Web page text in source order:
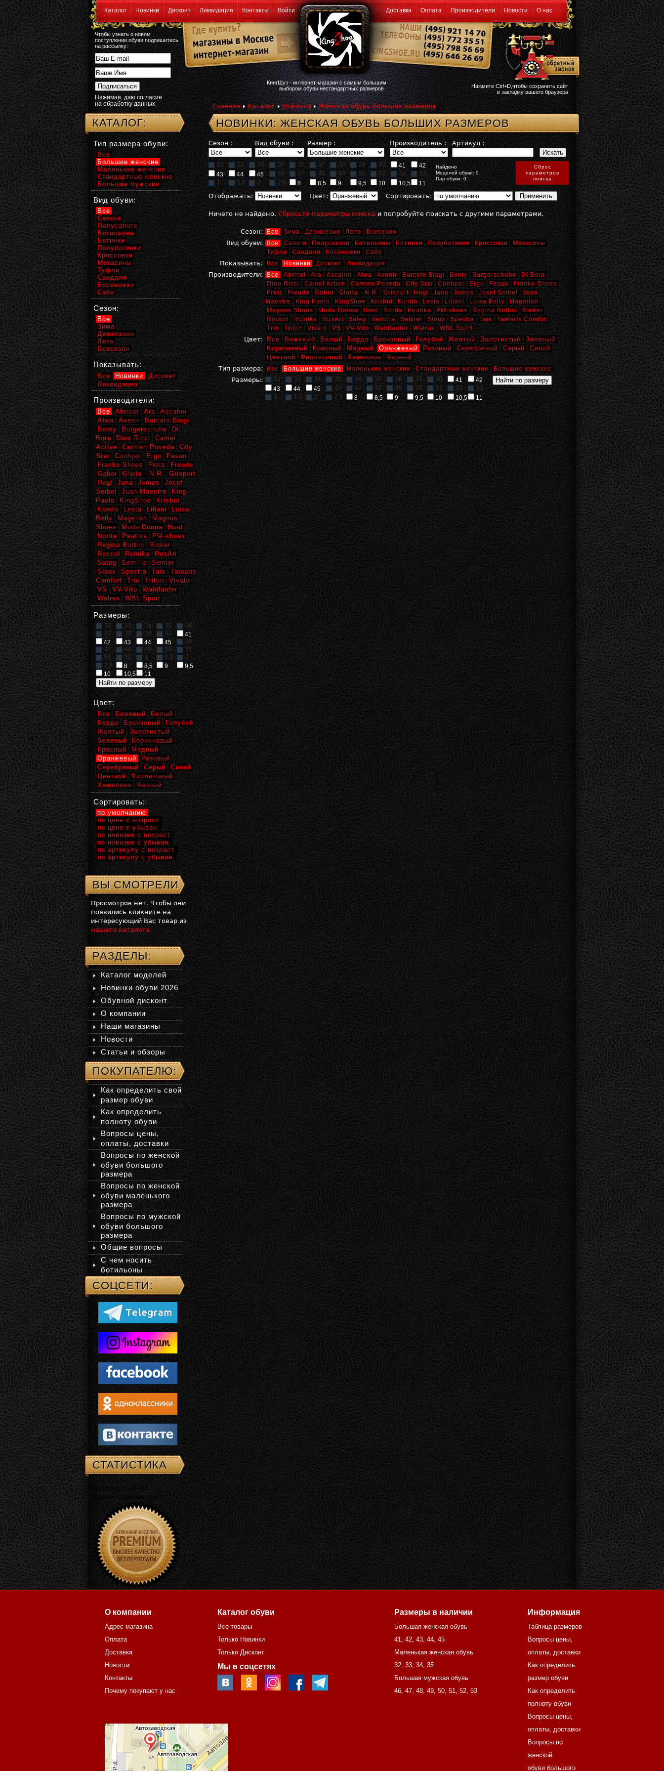
Каталог Новинки Дисконт Ликвидация Контакты Войти Доставка Оплата Производители Новости О нас
Чтобы узнать о новом
поступлении обуви подпишитесь
на рассылку:
Нажимая, даю согласие
на обработку данных
КингШуз - интернет-магазин с самым большим
выбором обуви нестандартных размеров
Нажмите Ctrl+D,чтобы сохранить сайт
в закладку вашего браузера
Главная Каталог Новинки Женская обувь больших размеров
НОВИНКИ: ЖЕНСКАЯ ОБУВЬ БОЛЬШИХ РАЗМЕРОВ
Сезон : Вид обуви : Размер : Производитель : Артикул :
32 33 34 35 36 37 38 39 40 41
42
43
44 45 46 47 48 49 50 51 52
53
1
1,5 2 2,5 8 8,5 9 9,5 10 10,5 11
Найдено
Моделей обуви: 0
Пар обуви: 0
Сброс
параметров
поиска
Отображать: Цвет: Сортировать:
Ничего не найдено. Сбросьте параметры поиска и попробуйте поискать с другими параметрами.
Сезон: Все Зима Демисезон Лето Всесезон
Вид обуви: Все Сапоги Полусапоги Ботильоны Ботинки Полуботинки Кроссовки
Мокасины
Туфли
Сандали Босоножки Сабо
Показывать: Все Новинки Дисконт Ликвидация
Производители: Все Abricot Ara Ascalini Atwa Avenir Barcelo Biagi Bonty Burgerschuhe
Di Bora
Dino Ricci
Camel Active Carmen Poveda City Star Conhpol Ergo Fasan
Franko Shoes
Fretz
Freude Gabor Gloria - N.R. Grisport Hogl Jana Jomos Josef Seibel
Juan
Maestre
King Paolo KingShoe Krisbut Kumfo Lesta Liliani Luisa Belly
Magellan
Magnus Shoes
Moda Donna Nord Norita Peatika PM-shoes Regina Bottini
Rieker
Roccol
Romika RusAri Sateg Semilia Semler Sioux Spectra Tais
Tamaris Comfort
Trio
Triton Vivalo VS VV-Vito Waldlaufer Walrus WBL Sport
Цвет: Все Бежевый Белый Бордо Бронзовый Голубой Желтый Золотистый
Зеленый
Коричневый
Красный Медный Оранжевый Розовый Серебряный Серый
Синий
Цветной
Фиолетовый Хамелеон
Черный
Тип размера:
Все Большие женские Маленькие женские Стандартные женские Большие мужские
Размеры: 32 33 34 35 36 37 38 39 40 41
42
43
44 45 46 47 48 49 50 51 52
53
1
1,5 2 2,5 8 8,5 9 9,5 10 10,5 11
КАТАЛОГ:
Тип размера обуви:
Все
Большие женские
Маленькие женские
Стандартные женские
Большие мужские
Вид обуви:
Все
Сапоги
Полусапоги
Ботильоны
Ботинки
Полуботинки
Кроссовки
Мокасины
Туфли
Сандали
Босоножки
Сабо
Сезон:
Все
Зима
Демисезон
Лето
Всесезон
Показывать:
Все Новинки
Дисконт
Ликвидация
Производители:
Все Abricot Ara
Ascalini
Atwa
Avenir
Barcelo Biagi
Bonty
Burgerschuhe
Di
Bora
Dino Ricci
Camel
Active
Carmen Poveda
City
Star
Conhpol Ergo
Fasan
Franko Shoes
Fretz
Freude
Gabor
Gloria - N.R.
Grisport
Hogl
Jana Jomos
Josef
Seibel
Juan Maestre
King
Paolo
KingShoe
Krisbut
Kumfo
Lesta Liliani
Luisa
Belly
Magellan
Magnus
Shoes
Moda Donna
Nord
Norita
Peatika
PM-shoes
Regina Bottini
Rieker
Roccol
Romika
RusAri
Sateg
Semilia
Semler
Sioux
Spectra Tais
Tamaris
Comfort
Trio Triton
Vivalo
VS
VV-Vito
Waldlaufer
Walrus
WBL Sport
Размеры:
32 33 34 35
36
37
38 39 40
41
42
43 44 45
46
47
48 49 50
51
52
53 1 1,5
2
2,5
8 8,5 9
9,5
10
10,5 11
Цвет:
Все Бежевый
Белый
Бордо
Бронзовый
Голубой
Желтый
Золотистый
Зеленый
Коричневый
Красный
Медный
Оранжевый
Розовый
Серебряный
Серый
Синий
Цветной
Фиолетовый
Хамелеон
Черный
Сортировать:
по умолчанию
по цене с возраст.
по цене с убыван.
по новизне с возраст.
по новизне с убыван.
по артикулу с возраст.
по артикулу с убыван.
ВЫ СМОТРЕЛИ
Просмотров нет. Чтобы они
появились кликните на
интересующий Вас товар из
нашего каталога
РАЗДЕЛЫ:
Каталог моделей
Новинки обуви 2026
Обувной дисконт
О компании
Наши магазины
Новости
Статьи и обзоры
ПОКУПАТЕЛЮ:
Как определить свой
размер обуви
Как определить
полноту обуви
Вопросы цены,
оплаты, доставки
Вопросы по женской
обуви большого
размера
Вопросы по женской
обуви маленького
размера
Вопросы по мужской
обуви большого
размера
Общие вопросы
С чем носить
ботильоны
СОЦСЕТИ:
СТАТИСТИКА
Память: 3.75 Mb
Время: 0.06594 сек.
О компании
Адрес магазина
Оплата
Доставка
Новости
Контакты
Почему покупают у нас
Каталог обуви
Все товары
Только Новинки
Только Дисконт
Мы в соцсетях
Размеры в наличии
Большая женская обувь
41, 42, 43, 44, 45
Маленькая женская обувь
32, 33, 34, 35
Большая мужская обувь
46, 47, 48, 49, 50, 51, 52, 53
Информация
Таблица размеров
Вопросы цены,
оплаты, доставки
Как определить
размер обуви
Как определить
полноту обуви
Вопросы цены,
оплаты, доставки
Вопросы по
женской
обуви большого